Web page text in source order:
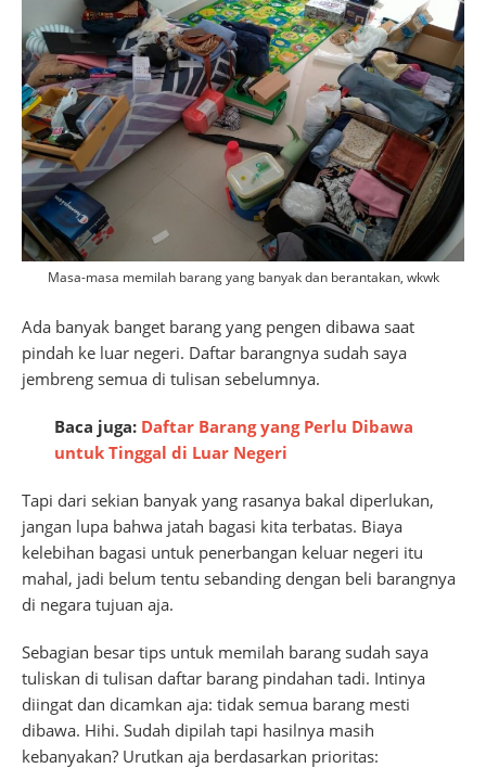
Masa-masa memilah barang yang banyak dan berantakan, wkwk
Ada banyak banget barang yang pengen dibawa saat
pindah ke luar negeri. Daftar barangnya sudah saya
jembreng semua di tulisan sebelumnya.
Baca juga: Daftar Barang yang Perlu Dibawa
untuk Tinggal di Luar Negeri
Tapi dari sekian banyak yang rasanya bakal diperlukan,
jangan lupa bahwa jatah bagasi kita terbatas. Biaya
kelebihan bagasi untuk penerbangan keluar negeri itu
mahal, jadi belum tentu sebanding dengan beli barangnya
di negara tujuan aja.
Sebagian besar tips untuk memilah barang sudah saya
tuliskan di tulisan daftar barang pindahan tadi. Intinya
diingat dan dicamkan aja: tidak semua barang mesti
dibawa. Hihi. Sudah dipilah tapi hasilnya masih
kebanyakan? Urutkan aja berdasarkan prioritas: